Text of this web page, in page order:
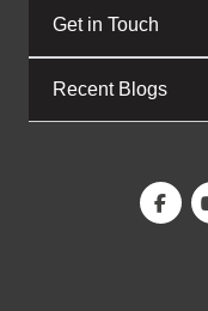
Get in Touch
Recent Blogs